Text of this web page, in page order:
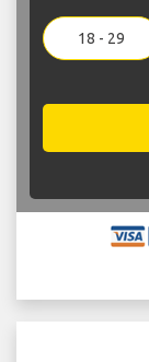
18 - 29